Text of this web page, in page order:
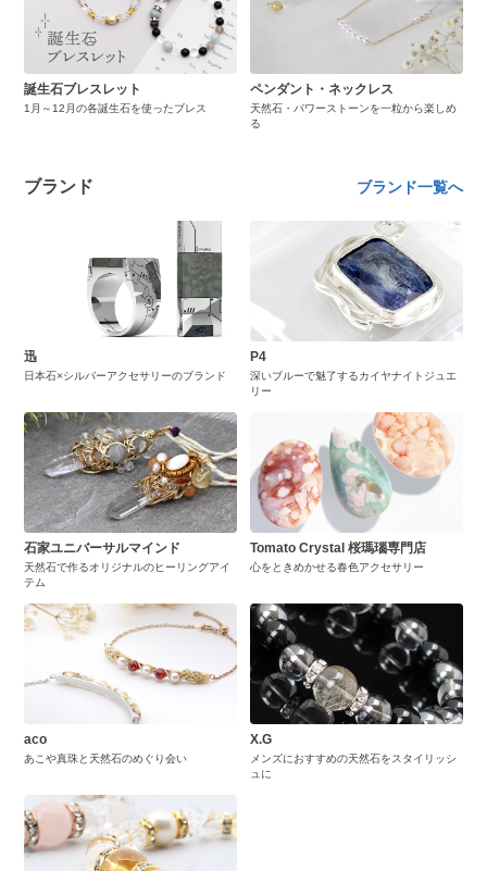
誕生石ブレスレット
1月～12月の各誕生石を使ったブレス
ペンダント・ネックレス
天然石・パワーストーンを一粒から楽しめ
る
ブランド ブランド一覧へ
迅
日本石×シルバーアクセサリーのブランド
P4
深いブルーで魅了するカイヤナイトジュエ
リー
石家ユニバーサルマインド
天然石で作るオリジナルのヒーリングアイ
テム
Tomato Crystal 桜瑪瑙専門店
心をときめかせる春色アクセサリー
aco
あこや真珠と天然石のめぐり会い
X.G
メンズにおすすめの天然石をスタイリッシ
ュに